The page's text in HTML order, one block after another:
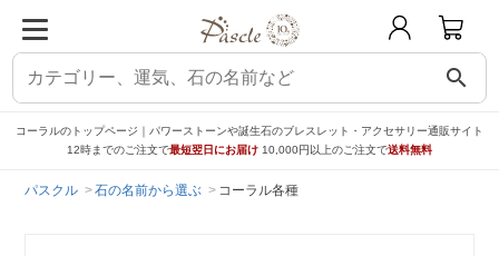
search
コーラルのトップページ｜パワーストーンや誕生石のブレスレット・アクセサリー通販サイト
12時までのご注文で最短翌日にお届け 10,000円以上のご注文で送料無料
パスクル 石の名前から選ぶ コーラル各種